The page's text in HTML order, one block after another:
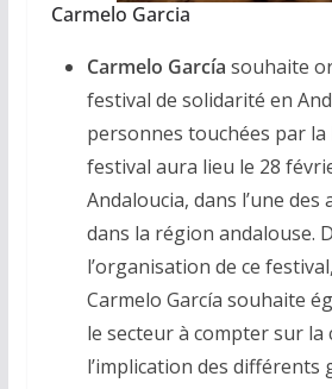
Carmelo Garcia
Carmelo García souhaite
festival de solidarité en
personnes touchées par la
festival aura lieu le 28
Andaloucia, dans l’une des
dans la région andalouse.
l’organisation de ce
Carmelo García souhaite
le secteur à compter sur
l’implication des différents